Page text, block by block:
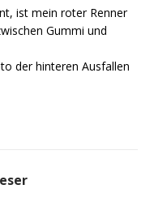
ist mein roter Renner
Gummi und
der hinteren Ausfallen